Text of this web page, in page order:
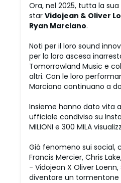
Ora, nel 2025, tutta la
star Vidojean & Oliver
Ryan Marciano.
Noti per il loro sound
per la loro ascesa
Tomorrowland Music e
altri. Con le loro
Marciano continuano a
Insieme hanno dato vita
ufficiale condiviso su
MILIONI e 300 MILA
Già fenomeno sui social,
Francis Mercier, Chris
- Vidojean X Oliver
diventare un